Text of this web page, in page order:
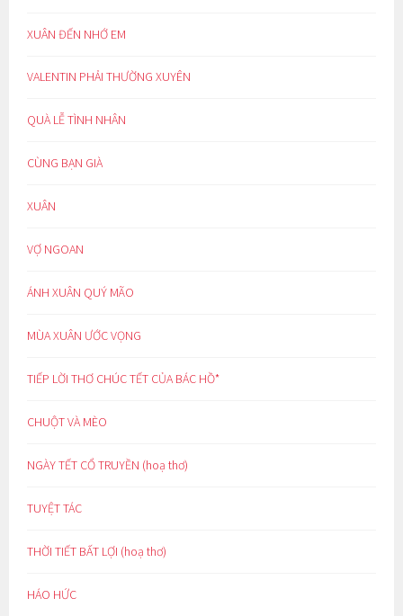
XUÂN ĐẾN NHỚ EM
VALENTIN PHẢI THƯỜNG XUYÊN
QUÀ LỄ TÌNH NHÂN
CÙNG BẠN GIÀ
XUÂN
VỢ NGOAN
ÁNH XUÂN QUÝ MÃO
MÙA XUÂN ƯỚC VỌNG
TIẾP LỜI THƠ CHÚC TẾT CỦA BÁC HỒ*
CHUỘT VÀ MÈO
NGÀY TẾT CỔ TRUYỀN (hoạ thơ)
TUYỆT TÁC
THỜI TIẾT BẤT LỢI (hoạ thơ)
HÁO HỨC